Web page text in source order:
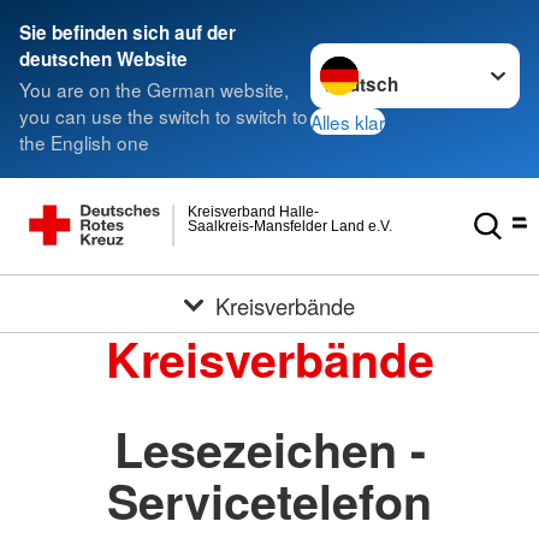
Sie befinden sich auf der
deutschen Website
You are on the German website,
you can use the switch to switch to
the English one
Sprache wechseln zu
Alles klar
Saalkreis-Mansfelder Land e.V.
Kreisverband Halle-
Kreisverbände
Kreisverbände
Lesezeichen -
Servicetelefon